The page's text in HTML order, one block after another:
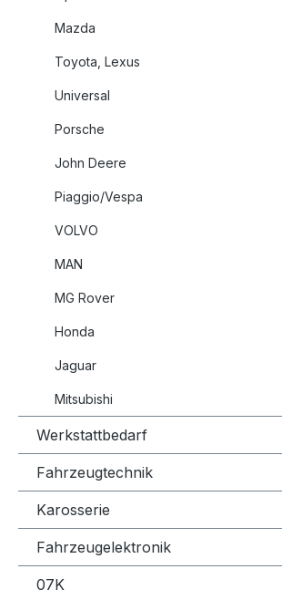
Mazda
Toyota, Lexus
Universal
Porsche
John Deere
Piaggio/Vespa
VOLVO
MAN
MG Rover
Honda
Jaguar
Mitsubishi
Werkstattbedarf
Fahrzeugtechnik
Karosserie
Fahrzeugelektronik
07K